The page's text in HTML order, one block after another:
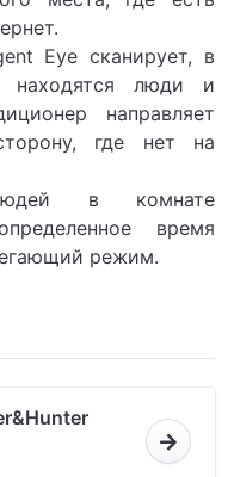
Eye сканирует, в
находятся люди и
направляет
где нет на
в комнате
время
режим.